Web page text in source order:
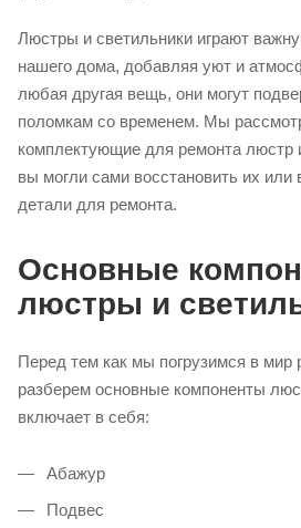
Люстры и светильники играют
нашего дома, добавляя уют и
любая другая вещь, они могут
поломкам со временем. Мы
комплектующие для ремонта люстр
вы могли сами восстановить их
детали для ремонта.
Основные
люстры и
Перед тем как мы погрузимся в мир
разберем основные компоненты
включает в себя:
Абажур
Подвес